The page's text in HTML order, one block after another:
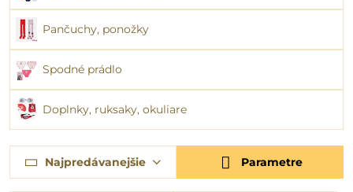
Pančuchy, ponožky
Spodné prádlo
Doplnky, ruksaky, okuliare
Najpredávanejšie Parametre